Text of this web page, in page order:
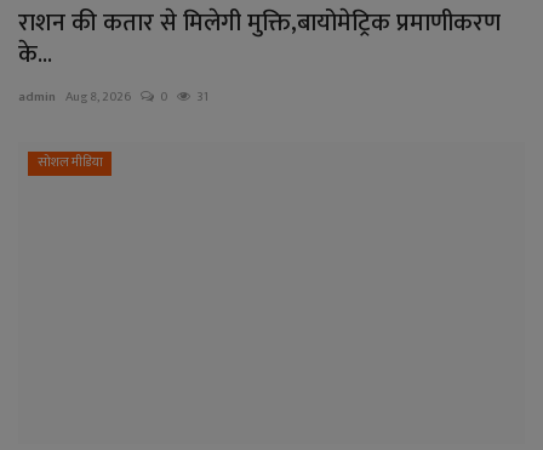
राशन की कतार से मिलेगी मुक्ति,बायोमेट्रिक प्रमाणीकरण
के...
admin Aug 8, 2026 0 31
सोशल मीडिया